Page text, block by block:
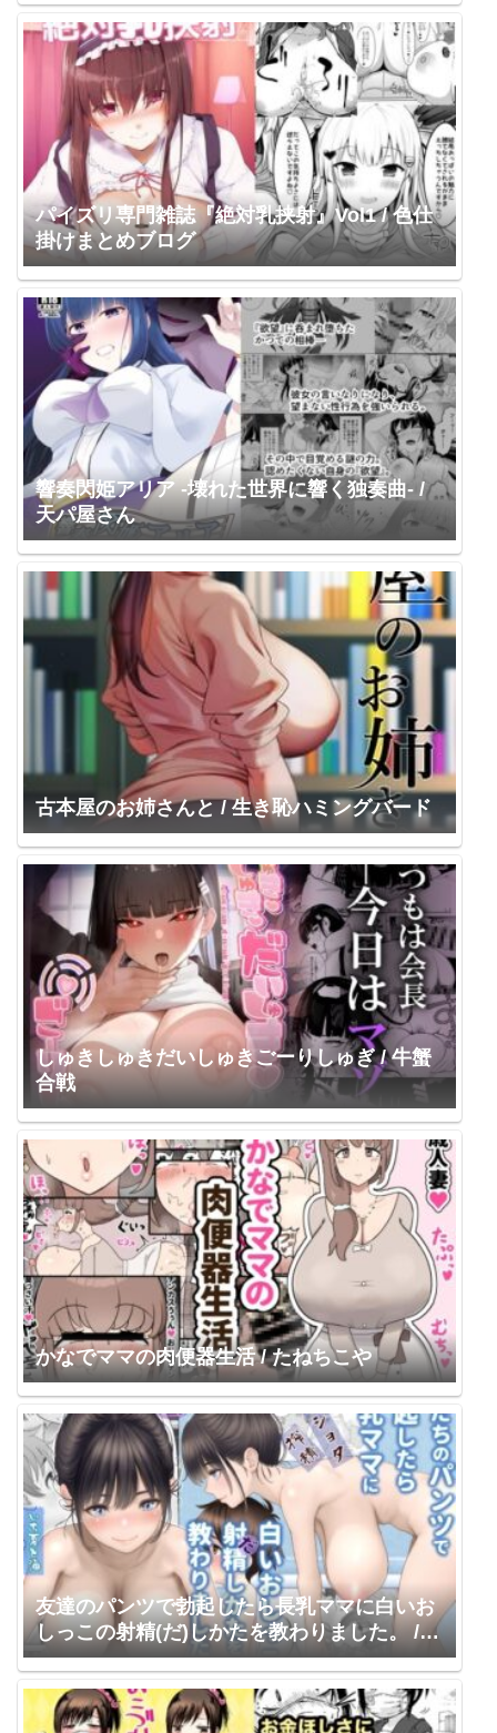
パイズリ専門雑誌『絶対乳挟射』Vol1 / 色仕
掛けまとめブログ
響奏閃姫アリア -壊れた世界に響く独奏曲- /
天パ屋さん
古本屋のお姉さんと / 生き恥ハミングバード
しゅきしゅきだいしゅきごーりしゅぎ / 牛蟹
合戦
かなでママの肉便器生活 / たねちこや
友達のパンツで勃起したら長乳ママに白いお
しっこの射精(だ)しかたを教わりました。 /
いち夏と海